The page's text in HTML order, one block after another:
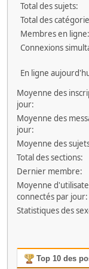
Total des sujets:
Total des
Membres en ligne:
Connexions
En ligne
Moyenne des
jour:
Moyenne des
jour:
Moyenne des
Total des sections:
Dernier membre:
Moyenne
connectés par jour:
Statistiques des
Top 10 des